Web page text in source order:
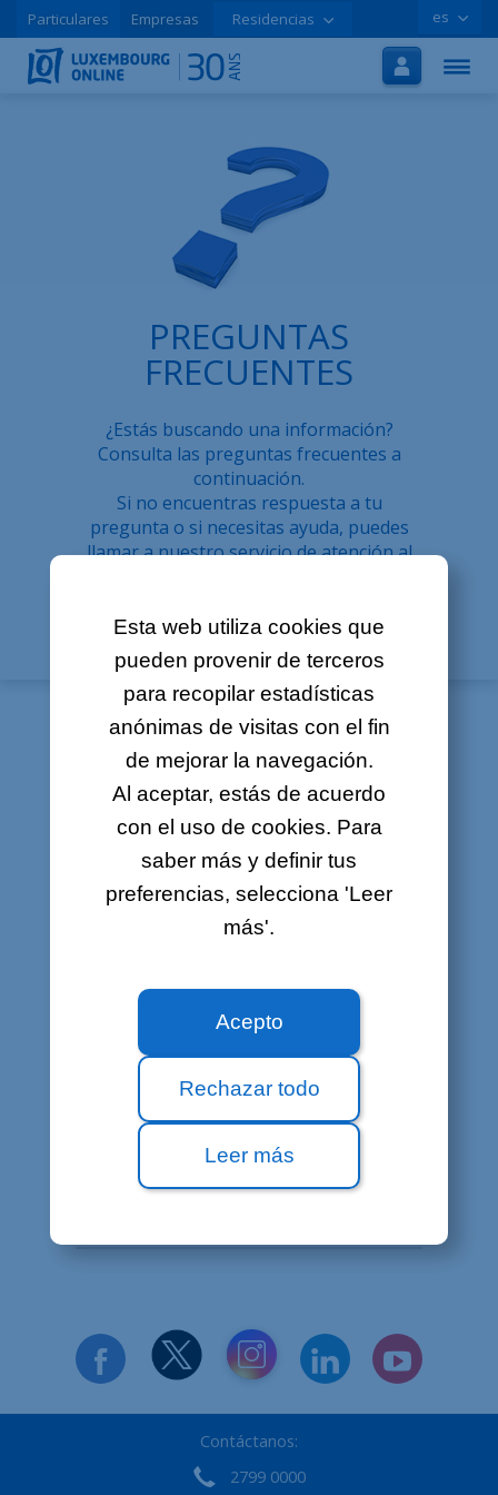
Inicio
Móvil
Tutoriales
Contratar online
LOLCLOUD
Folleto
Sobre nosotros
Mapa del sitio
Aviso legal
Esta web utiliza cookies que
pueden provenir de terceros
para recopilar estadísticas
anónimas de visitas con el fin
de mejorar la navegación.
Al aceptar, estás de acuerdo
con el uso de cookies. Para
saber más y definir tus
preferencias, selecciona 'Leer
más'.
Acepto
Rechazar todo
Leer más
Particulares Empresas Residencias es
PREGUNTAS
FRECUENTES
¿Estás buscando una información?
Consulta las preguntas frecuentes a
continuación.
Si no encuentras respuesta a tu
pregunta o si necesitas ayuda, puedes
llamar a nuestro servicio de atención al
¿Cuál es la obligación de Luxembourg Online
en cuanto a la velocidad de Internet
prevista?
¿Qué significan los términos 'upstream',
'downstream' y 'Mbps'?
¿Para qué sirve el filtro (splitter)?
¿Puedo utilizar un módem de otro
¿Qué es el "fair use"?
Contáctanos:
2799 0000